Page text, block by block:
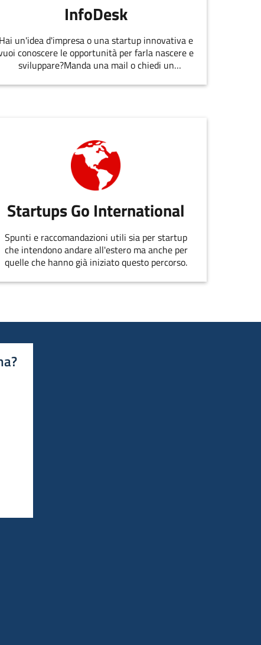
InfoDesk
Hai un'idea d'impresa o una startup innovativa e
conoscere le opportunità per farla nascere e
sviluppare?Manda una mail o chiedi un
EmiliaRomagnaStartUp.
Startups Go International
Spunti e raccomandazioni utili sia per startup
che intendono andare all'estero ma anche per
quelle che hanno già iniziato questo percorso.